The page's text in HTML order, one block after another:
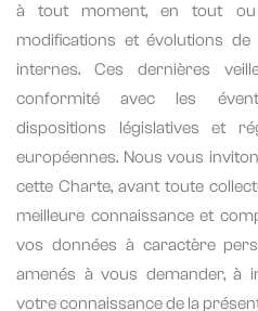
à tout moment, en tout
modifications et évolutions
internes. Ces dernières
conformité avec les
dispositions législatives et
européennes. Nous vous
cette Charte, avant toute
meilleure connaissance et
vos données à caractère
amenés à vous demander, à
votre connaissance de la